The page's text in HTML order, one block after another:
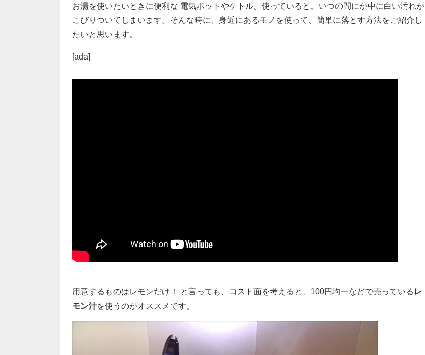
お湯を使いたいときに便利な 電気ポットやケトル。使っていると、いつの間にか中に白い汚れが
こびりついてしまいます。そんな時に、身近にあるモノを使って、簡単に落とす方法をご紹介し
たいと思います。
[ada]
用意するものはレモンだけ！ と言っても、コスト面を考えると、100円均一などで売っている レ
モン汁を使うのがオススメです。